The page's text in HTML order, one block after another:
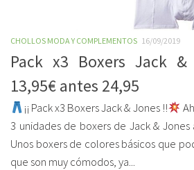
CHOLLOS MODA Y COMPLEMENTOS 16/09/2019
Pack x3 Boxers Jack &
13,95€ antes 24,95
¡¡ Pack x3 Boxers Jack & Jones !!
3 unidades de boxers de Jack &
Unos boxers de colores básicos que
que son muy cómodos, ya...